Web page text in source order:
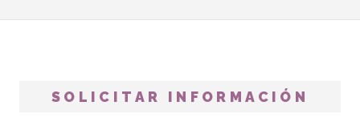
SOLICITAR INFORMACIÓN